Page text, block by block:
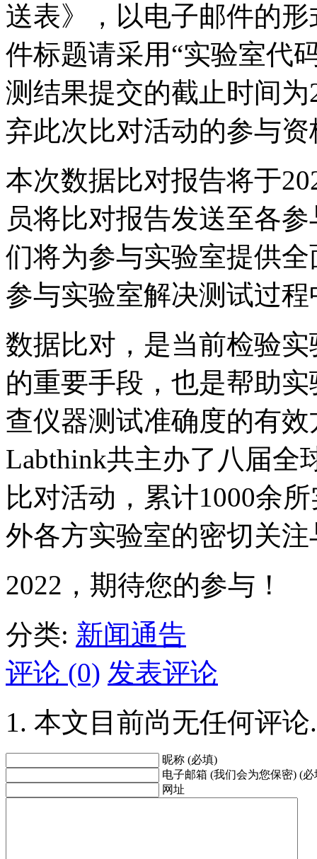
送表》，以电子邮件的形
件标题请采用“实验室代
测结果提交的截止时间
弃此次比对活动的参与资
本次数据比对报告将于
员将比对报告发送至各
们将为参与实验室提供
参与实验室解决测试过
数据比对，是当前检验
的重要手段，也是帮助
查仪器测试准确度的有
Labthink共主办了八届全
比对活动，累计1000余
外各方实验室的密切关
2022，期待您的参与！
分类: 新闻通告
评论 (0) 发表评论
本文目前尚无任何评论.
昵称 (必填)
电子邮箱 (我们会为您保密) (必
网址